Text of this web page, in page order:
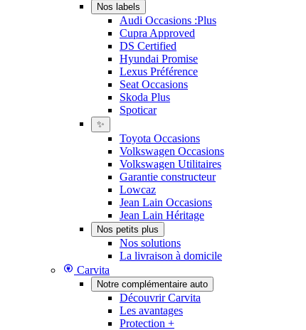
Nos labels
Audi Occasions :Plus
Cupra Approved
DS Certified
Hyundai Promise
Lexus Préférence
Seat Occasions
Skoda Plus
Spoticar
✨
Toyota Occasions
Volkswagen Occasions
Volkswagen Utilitaires
Garantie constructeur
Lowcaz
Jean Lain Occasions
Jean Lain Héritage
Nos petits plus
Nos solutions
La livraison à domicile
Carvita
Notre complémentaire auto
Découvrir Carvita
Les avantages
Protection +